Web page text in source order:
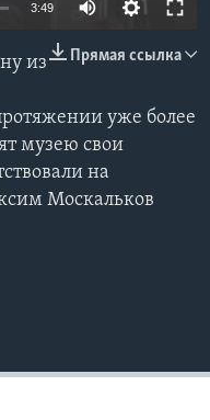
3:49
Прямая ссылка
из
уже более
музею свои
на
Москальков